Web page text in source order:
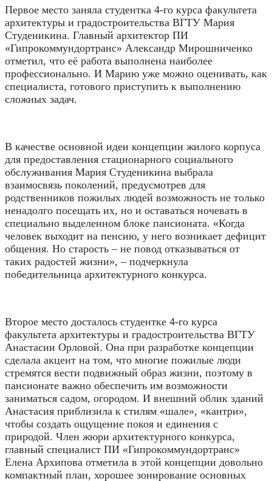
Первое место заняла студентка 4-го курса факультета
архитектуры и градостроительства ВГТУ Мария
Студеникина. Главный архитектор ПИ
«Гипрокоммундортранс» Александр Мирошниченко
отметил, что её работа выполнена наиболее
профессионально. И Марию уже можно оценивать, как
специалиста, готового приступить к выполнению
сложных задач.
В качестве основной идеи концепции жилого корпуса
для предоставления стационарного социального
обслуживания Мария Студеникина выбрала
взаимосвязь поколений, предусмотрев для
родственников пожилых людей возможность не только
ненадолго посещать их, но и оставаться ночевать в
специально выделенном блоке пансионата. «Когда
человек выходит на пенсию, у него возникает дефицит
общения. Но старость – не повод отказываться от
таких радостей жизни», – подчеркнула
победительница архитектурного конкурса.
Второе место досталось студентке 4-го курса
факультета архитектуры и градостроительства ВГТУ
Анастасии Орловой. Она при разработке концепции
сделала акцент на том, что многие пожилые люди
стремятся вести подвижный образ жизни, поэтому в
пансионате важно обеспечить им возможности
заниматься садом, огородом. И внешний облик зданий
Анастасия приблизила к стилям «шале», «кантри»,
чтобы создать ощущение покоя и единения с
природой. Член жюри архитектурного конкурса,
главный специалист ПИ «Гипрокоммундортранс»
Елена Архипова отметила в этой концепции довольно
компактный план, хорошее зонирование основных